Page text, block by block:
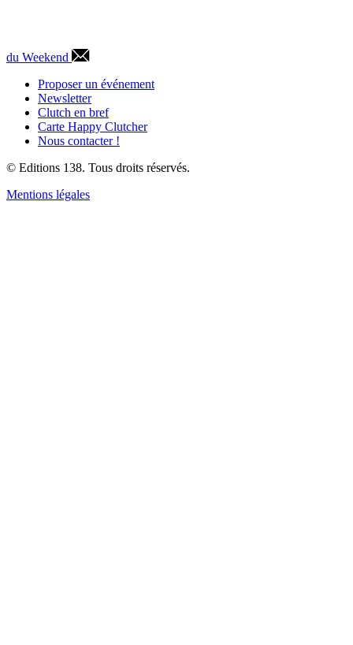
du Weekend
Proposer un événement
Newsletter
Clutch en bref
Carte Happy Clutcher
Nous contacter !
© Editions 138. Tous droits réservés.
Mentions légales